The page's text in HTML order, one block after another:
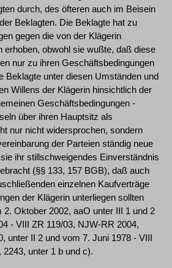
durch, des öfteren auch im Beisein
Beklagten. Die Beklagte hat zu
gegen die von der Klägerin
erhoben, obwohl sie wußte, daß diese
nur zu ihren Geschäftsbedingungen
Beklagte unter diesen Umständen und
Willens der Klägerin hinsichtlich der
Geschäftsbedingungen -
über ihren Hauptsitz als
nur nicht widersprochen, sondern
der Parteien ständig neue
ihr stillschweigendes Einverständnis
(§§ 133, 157 BGB), daß auch
einzelnen Kaufverträge
der Klägerin unterliegen sollten
2. Oktober 2002, aaO unter III 1 und 2
- VIII ZR 119/03, NJW-RR 2004,
unter II 2 und vom 7. Juni 1978 - VIII
unter 1 b und c).